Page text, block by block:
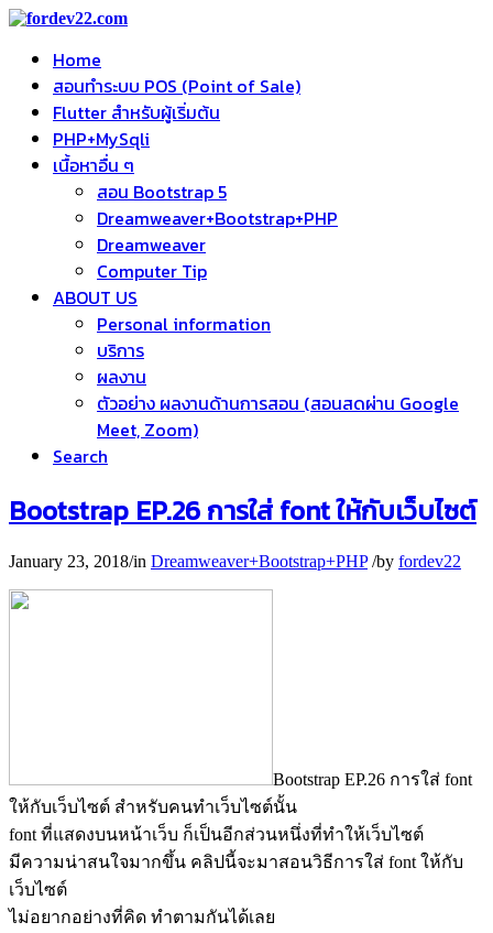
Home
สอนทำระบบ POS (Point of Sale)
Flutter สำหรับผู้เริ่มต้น
PHP+MySqli
เนื้อหาอื่น ๆ
สอน Bootstrap 5
Dreamweaver+Bootstrap+PHP
Dreamweaver
Computer Tip
ABOUT US
Personal information
บริการ
ผลงาน
ตัวอย่าง ผลงานด้านการสอน (สอนสดผ่าน Google
Meet, Zoom)
Search
Bootstrap EP.26 การใส่ font ให้กับเว็บไซต์
January 23, 2018/in Dreamweaver+Bootstrap+PHP /by fordev22
Bootstrap EP.26 การใส่ font
ให้กับเว็บไซต์ สำหรับคนทำเว็บไซต์นั้น
font ที่แสดงบนหน้าเว็บ ก็เป็นอีกส่วนหนึ่งที่ทำให้เว็บไซต์
มีความน่าสนใจมากขึ้น คลิปนี้จะมาสอนวิธีการใส่ font ให้กับ
เว็บไซต์
ไม่อยากอย่างที่คิด ทำตามกันได้เลย